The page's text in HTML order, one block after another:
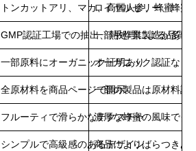
トンカットアリ、マカ、高麗人参、蜂蜜
ロイヤルゼリー、蜂蜜
GMP認証工場での抽出、熱処理による品質
一部手作業製造が多く
一部原料にオーガニック証明あり
オーガニック認証なし
全原材料を商品ページで開示一部の製品は原材料詳
フルーティで滑らかなテクスチャ
濃厚な蜂蜜の風味でク
シンプルで高級感のあるデザイン
商品によりばらつきあ